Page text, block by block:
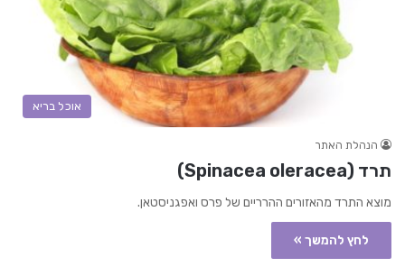
אוכל בריא
הנהלת האתר
תרד (Spinacea oleracea)
מוצא התרד מהאזורים ההרריים של פרס ואפגניסטאן.
לחץ להמשך »